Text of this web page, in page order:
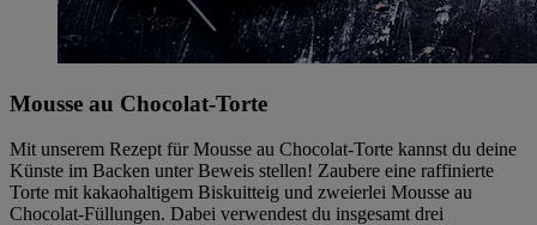
Mousse au Chocolat-Torte
Mit unserem Rezept für Mousse au Chocolat-Torte kannst du deine
Künste im Backen unter Beweis stellen! Zaubere eine raffinierte
Torte mit kakaohaltigem Biskuitteig und zweierlei Mousse au
Chocolat-Füllungen. Dabei verwendest du insgesamt drei